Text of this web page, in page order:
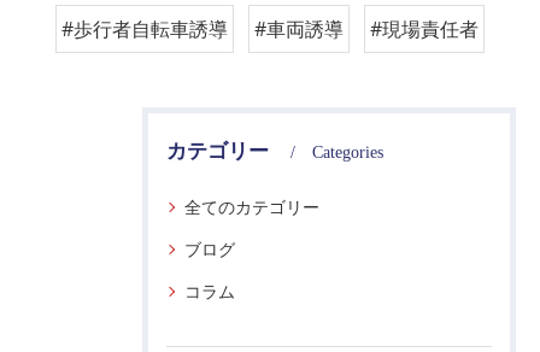
#歩行者自転車誘導 #車両誘導 #現場責任者
カテゴリー Categories
全てのカテゴリー
ブログ
コラム